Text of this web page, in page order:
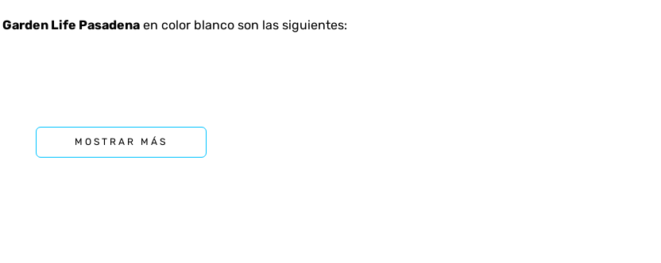
Garden Life Pasadenaen color blanco son las siguientes:
MOSTRAR MÁS